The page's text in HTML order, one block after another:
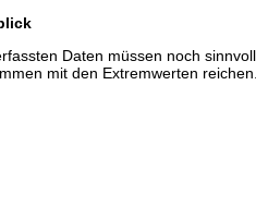
Daten müssen noch
mit den Extremwerten